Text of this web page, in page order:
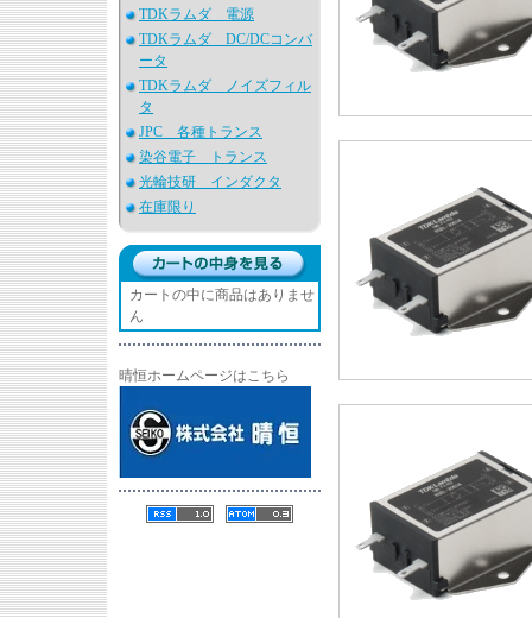
TDKラムダ 電源
TDKラムダ DC/DCコンバ
ータ
TDKラムダ ノイズフィル
タ
JPC 各種トランス
染谷電子 トランス
光輪技研 インダクタ
在庫限り
カートの中に商品はありませ
ん
晴恒ホームページはこちら